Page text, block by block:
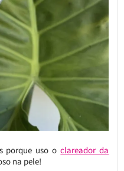
porque uso oclareador da
na pele!